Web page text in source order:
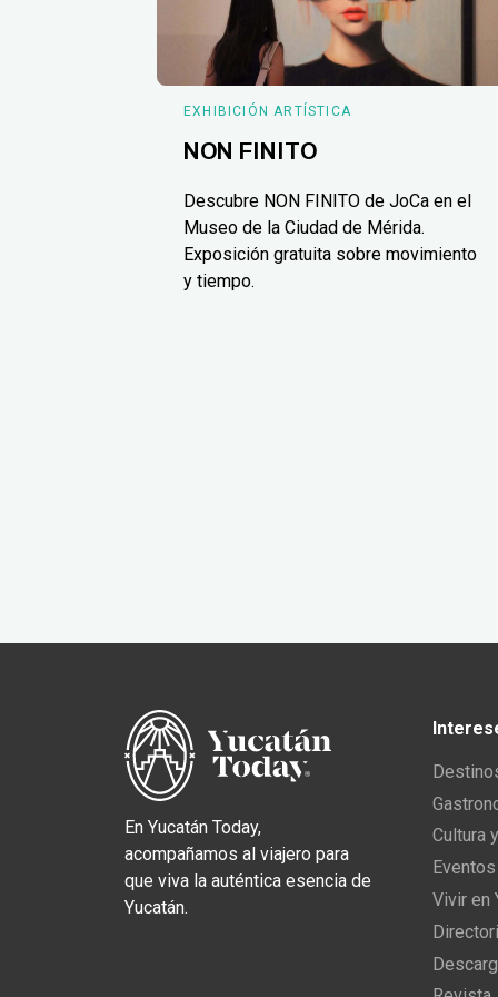
EXHIBICIÓN ARTÍSTICA
NON FINITO
Descubre NON FINITO de JoCa en el
Museo de la Ciudad de Mérida.
Exposición gratuita sobre movimiento
y tiempo.
En Yucatán Today,
acompañamos al viajero para
que viva la auténtica esencia de
Yucatán.
Cultura
Vivir en